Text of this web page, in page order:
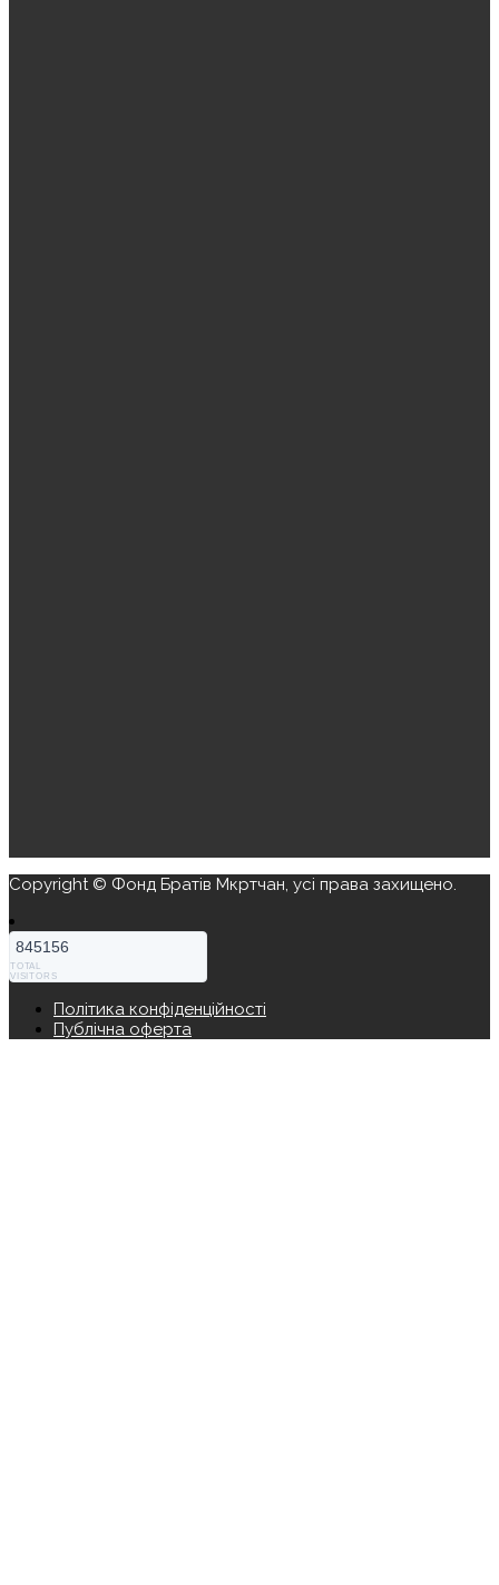
Copyright © Фонд Братів Мкртчан, усі права захищено.
845156
TOTAL
VISITORS
Політика конфіденційності
Публічна оферта